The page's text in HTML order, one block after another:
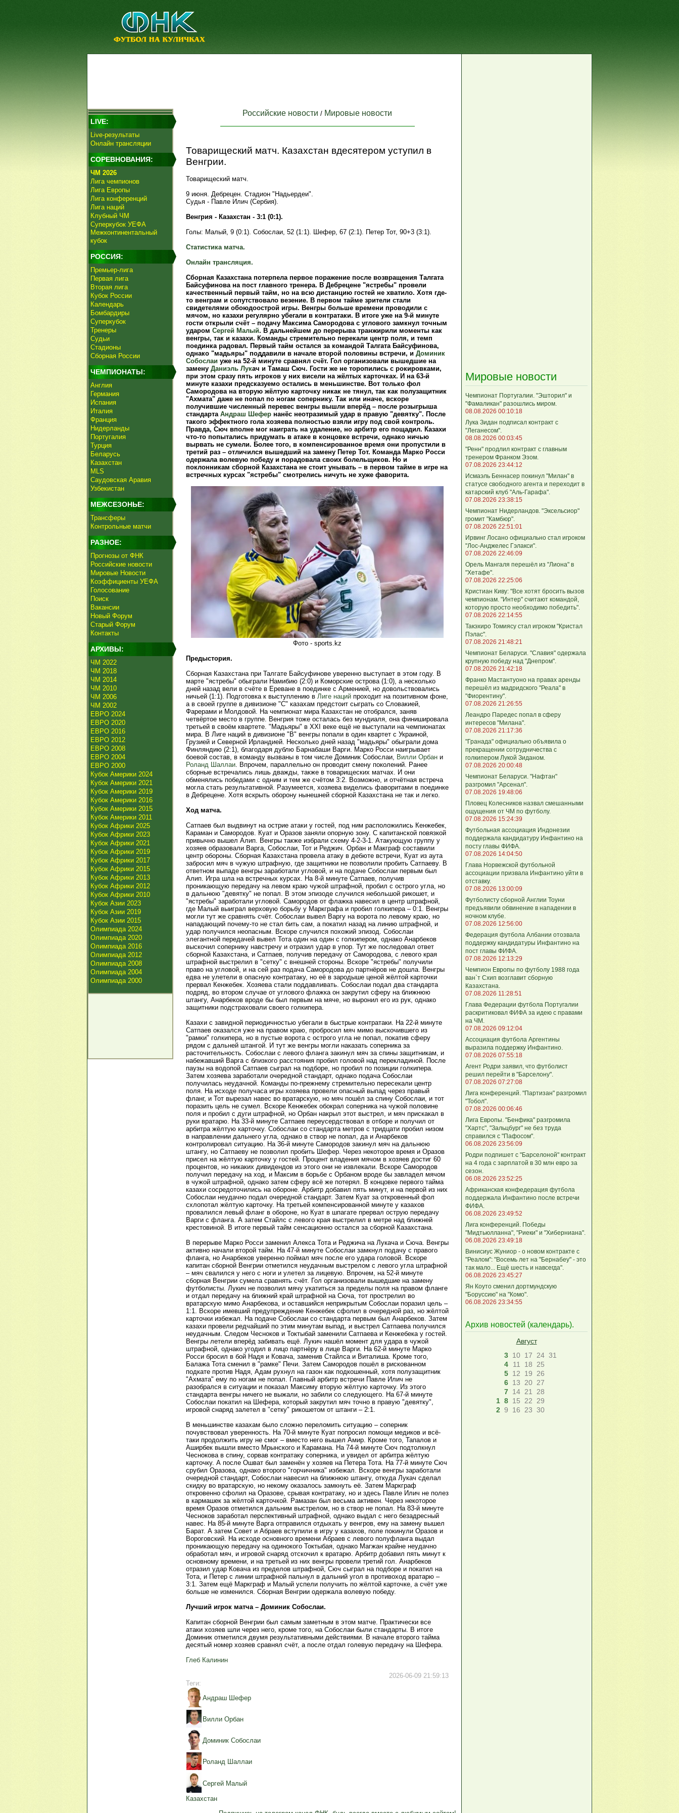
LIVE:
Live-результаты
Онлайн трансляции
СОРЕВНОВАНИЯ:
ЧМ 2026
Лига чемпионов
Лига Европы
Лига конференций
Лига наций
Клубный ЧМ
Суперкубок УЕФА
Межконтинентальный
кубок
РОССИЯ:
Премьер-лига
Первая лига
Вторая лига
Кубок России
Календарь
Бомбардиры
Суперкубок
Тренеры
Судьи
Стадионы
Сборная России
ЧЕМПИОНАТЫ:
Англия
Германия
Испания
Италия
Франция
Нидерланды
Португалия
Турция
Беларусь
Казахстан
MLS
Саудовская Аравия
Узбекистан
МЕЖСЕЗОНЬЕ:
Трансферы
Контрольные матчи
РАЗНОЕ:
Прогнозы от ФНК
Российские новости
Мировые Новости
Коэффициенты УЕФА
Голосование
Поиск
Вакансии
Новый Форум
Старый Форум
Контакты
АРХИВЫ:
ЧМ 2022
ЧМ 2018
ЧМ 2014
ЧМ 2010
ЧМ 2006
ЧМ 2002
ЕВРО 2024
ЕВРО 2020
ЕВРО 2016
ЕВРО 2012
ЕВРО 2008
ЕВРО 2004
ЕВРО 2000
Кубок Америки 2024
Кубок Америки 2021
Кубок Америки 2019
Кубок Америки 2016
Кубок Америки 2015
Кубок Америки 2011
Кубок Африки 2025
Кубок Африки 2023
Кубок Африки 2021
Кубок Африки 2019
Кубок Африки 2017
Кубок Африки 2015
Кубок Африки 2013
Кубок Африки 2012
Кубок Африки 2010
Кубок Азии 2023
Кубок Азии 2019
Кубок Азии 2015
Олимпиада 2024
Олимпиада 2020
Олимпиада 2016
Олимпиада 2012
Олимпиада 2008
Олимпиада 2004
Олимпиада 2000
Российские новости / Мировые новости
Товарищеский матч. Казахстан вдесятером уступил в
Венгрии.
Товарищеский матч.
9 июня. Дебрецен. Стадион "Надьердеи".
Судья - Павле Илич (Сербия).
Венгрия - Казахстан - 3:1 (0:1).
Голы: Малый, 9 (0:1). Собослаи, 52 (1:1). Шефер, 67 (2:1). Петер Тот, 90+3 (3:1).
Статистика матча.
Онлайн трансляция.
Сборная Казахстана потерпела первое поражение после возвращения Талгата
Байсуфинова на пост главного тренера. В Дебрецене "ястребы" провели
качественный первый тайм, но на всю дистанцию гостей не хватило. Хотя где-
то венграм и сопутствовало везение. В первом тайме зрители стали
свидетелями обоюдоострой игры. Венгры больше времени проводили с
мячом, но казахи регулярно убегали в контратаки. В итоге уже на 9-й минуте
гости открыли счёт – подачу Максима Самородова с углового замкнул точным
ударом Сергей Малый. В дальнейшем до перерыва транжирили моменты как
венгры, так и казахи. Команды стремительно перекали центр поля, и темп
поединка радовал. Первый тайм остался за командой Талгата Байсуфинова,
однако "мадьяры" поддавили в начале второй половины встречи, и Доминик
Собослаи уже на 52-й минуте сравнял счёт. Гол организовали вышедшие на
замену Даниэль Лукач и Тамаш Сюч. Гости же не торопились с рокировками,
при этом сразу пять игроков у них висели на жёлтых карточках. И на 63-й
минуте казахи предсказуемо остались в меньшинстве. Вот только фол
Самородова на вторую жёлтую карточку никак не тянул, так как полузащитник
"Ахмата" даже не попал по ногам сопернику. Так или иначе, вскоре
получившие численный перевес венгры вышли вперёд – после розыгрыша
стандарта Андраш Шефер нанёс неотразимый удар в правую "девятку". После
такого эффектного гола хозяева полностью взяли игру под свой контроль.
Правда, Сюч вполне мог наиграть на удаление, но арбитр его пощадил. Казахи
что-то попытались придумать в атаке в концовке встречи, однако ничью
вырвать не сумели. Более того, в компенсированное время они пропустили в
третий раз – отличился вышедший на замену Петер Тот. Команда Марко Росси
одержала волевую победу и порадовала своих болельщиков. Но и
поклонникам сборной Казахстана не стоит унывать – в первом тайме в игре на
встречных курсах "ястребы" смотрелись ничуть не хуже фаворита.
Фото - sports.kz
Предыстория.
Сборная Казахстана при Талгате Байсуфинове уверенно выступает в этом году. В
марте "ястребы" обыграли Намибию (2:0) и Коморские острова (1:0), а несколько
дней назад вели в счёте в Ереване в поединке с Арменией, но довольствовались
ничьей (1:1). Подготовка к выступлению в Лиге наций проходит на позитивном фоне,
а в своей группе в дивизионе "С" казахам предстоит сыграть со Словакией,
Фарерами и Молдовой. На чемпионат мира Казахстан не отобрался, заняв
четвёртое место в группе. Венгрия тоже осталась без мундиаля, она финишировала
третьей в своём квартете. "Мадьяры" в ХХI веке ещё не выступали на чемпионатах
мира. В Лиге наций в дивизионе "В" венгры попали в один квартет с Украиной,
Грузией и Северной Ирландией. Несколько дней назад "мадьяры" обыграли дома
Финляндию (2:1), благодаря дублю Барнабаши Варги. Марко Росси наигрывает
боевой состав, в команду вызваны в том числе Доминик Собослаи, Вилли Орбан и
Роланд Шаллаи. Впрочем, параллельно он проводит смену поколений. Ранее
сборные встречались лишь дважды, также в товарищеских матчах. И они
обменялись победами с одним и тем же счётом 3:2. Возможно, и отчётная встреча
могла стать результативной. Разумеется, хозяева виделись фаворитами в поединке
в Дебрецене. Хотя вскрыть оборону нынешней сборной Казахстана не так и легко.
Ход матча.
Сатпаев был выдвинут на острие атаки у гостей, под ним расположились Кенжебек,
Караман и Самородов. Куат и Оразов заняли опорную зону. С капитанской повязкой
привычно вышел Алип. Венгры также избрали схему 4-2-3-1. Атакующую группу у
хозяев образовали Варга, Собослаи, Тот и Реджич. Орбан и Макграф составили
центр обороны. Сборная Казахстана провела атаку в дебюте встречи, Куат из аута
забросил мяч в чужую штрафную, где защитники не позволили пробить Сатпаеву. В
ответном выпаде венгры заработали угловой, и на подаче Собослаи первым был
Алип. Игра шла на встречных курсах. На 8-й минуте Сатпаев, получив
проникающую передачу на левом краю чужой штрафной, пробил с острого угла, но
в дальнюю "девятку" не попал. В этом эпизоде случился небольшой рикошет, и
"ястребы" заработали угловой. Самородов от флажка навесил в центр штрафной,
где Малый выиграл верховую борьбу у Маркграфа и пробил голкипера – 0:1. Венгры
могли тут же сравнять счёт. Собослаи вывел Варгу на ворота по левому краю, но
нападающий почему-то не стал бить сам, а покатил назад на линию штрафной, и
удар получился неопасным. Вскоре случился похожий эпизод. Собослаи
элегантной передачей вывел Тота один на один с голкипером, однако Анарбеков
выскочил сопернику навстречу и отразил удар в упор. Тут же последовал ответ
сборной Казахстана, и Сатпаев, получив передачу от Самородова, с левого края
штрафной выстрелил в "сетку" с внешней стороны. Вскоре "ястребы" получили
право на угловой, и на сей раз подача Самородова до партнёров не дошла. Венгры
едва не улетели в опасную контратаку, но её в зародыше ценой жёлтой карточки
прервал Кенжебек. Хозяева стали поддавливать. Собослаи подал два стандарта
подряд, во втором случае от углового флажка он закрутил сферу на ближнюю
штангу, Анарбеков вроде бы был первым на мяче, но выронил его из рук, однако
защитники подстраховали своего голкипера.
Казахи с завидной периодичностью убегали в быстрые контратаки. На 22-й минуте
Сатпаев оказался уже на правом краю, пробросил мяч мимо выскочившего из
"рамки" голкипера, но в пустые ворота с острого угла не попал, покатив сферу
рядом с дальней штангой. И тут же венгры могли наказать соперника за
расточительность. Собослаи с левого фланга закинул мяч за спины защитникам, и
набежавший Варга с близкого расстояния пробил головой над перекладиной. После
паузы на водопой Сатпаев сыграл на подборе, но пробил по позиции голкипера.
Затем хозяева заработали очередной стандарт, однако подача Собослаи
получилась неудачной. Команды по-прежнему стремительно пересекали центр
поля. На исходе получаса игры хозяева провели опасный выпад через правый
фланг, и Тот вырезал навес во вратарскую, но мяч пошёл за спину Собослаи, и тот
поразить цель не сумел. Вскоре Кенжебек обокрал соперника на чужой половине
поля и пробил с дуги штрафной, но Орбан накрыл этот выстрел, и мяч прискакал в
руки вратарю. На 33-й минуте Сатпаев переусердствовал в отборе и получил от
арбитра жёлтую карточку. Собослаи со стандарта метров с тридцати пробил низом
в направлении дальнего угла, однако в створ не попал, да и Анарбеков
контролировал ситуацию. На 36-й минуте Самородов закинул мяч на дальнюю
штангу, но Сатпаеву не позволил пробить Шефер. Через некоторое время и Оразов
присел на жёлтую карточку у гостей. Процент владения мячом в хозяев достиг 60
процентов, но никаких дивидендов из этого они не извлекали. Вскоре Самородов
получил передачу на ход, и Максим в борьбе с Орбаном вроде бы завладел мячом
в чужой штрафной, однако затем сферу всё же потерял. В концовке первого тайма
казахи сосредоточились на обороне. Арбитр добавил пять минут, и на первой из них
Собослаи неудачно подал очередной стандарт. Затем Куат за откровенный фол
схлопотал жёлтую карточку. На третьей компенсированной минуте у казахов
провалился левый фланг в обороне, но Куат в шпагате прервал острую передачу
Варги с фланга. А затем Стайлс с левого края выстрелил в метре над ближней
крестовиной. В итоге первый тайм сенсационно остался за сборной Казахстана.
В перерыве Марко Росси заменил Алекса Тота и Реджича на Лукача и Сюча. Венгры
активно начали второй тайм. На 47-й минуте Собослаи замкнул подачу с правого
фланга, но Анарбеков уверенно поймал мяч после его удара головой. Вскоре
капитан сборной Венгрии отметился неудачным выстрелом с левого угла штрафной
– мяч свалился у него с ноги и улетел за лицевую. Впрочем, на 52-й минуте
сборная Венгрии сумела сравнять счёт. Гол организовали вышедшие на замену
футболисты. Лукич не позволил мячу укатиться за пределы поля на правом фланге
и отдал передачу на ближний край штрафной на Сюча, тот прострелил во
вратарскую мимо Анарбекова, и оставшийся неприкрытым Собослаи поразил цель –
1:1. Вскоре имевший предупреждение Кенжебек сфолил в очередной раз, но жёлтой
карточки избежал. На подаче Собослаи со стандарта первым был Анарбеков. Затем
казахи провели редчайший по этим минутам выпад, и выстрел Сатпаева получился
неудачным. Следом Чесноков и Токтыбай заменили Сатпаева и Кенжебека у гостей.
Венгры летели вперёд забивать ещё. Лукич нашёл момент для удара в чужой
штрафной, однако угодил в лицо партнёру в лице Варги. На 62-й минуте Марко
Росси бросил в бой Надя и Ковача, заменив Стайлса и Виталиша. Кроме того,
Балажа Тота сменил в "рамке" Печи. Затем Самородов пошёл в рискованном
подкате против Надя, Адам рухнул на газон как подкошенный, хотя полузащитник
"Ахмата" ему по ногам не попал. Главный арбитр встречи Павле Илич не
разобрался в ситуации и показал Максиму вторую жёлтую карточку. Из этого
стандарта венгры ничего не выжали, но забили со следующего. На 67-й минуте
Собослаи покатил на Шефера, который закрутил мяч точно в правую "девятку",
игровой снаряд залетел в "сетку" рикошетом от штанги – 2:1.
В меньшинстве казахам было сложно переломить ситуацию – соперник
почувствовал уверенность. На 70-й минуте Куат попросил помощи медиков и всё-
таки продолжить игру не смог – вместо него вышел Амир. Кроме того, Тапалов и
Аширбек вышли вместо Мрынского и Карамана. На 74-й минуте Сюч подтолкнул
Чеснокова в спину, сорвав контратаку соперника, и увидел от арбитра жёлтую
карточку. А после Ошват был заменён у хозяев на Петера Тота. На 77-й минуте Сюч
срубил Оразова, однако второго "горчичника" избежал. Вскоре венгры заработали
очередной стандарт, Собослаи навесил на ближнюю штангу, откуда Лукач сделал
скидку во вратарскую, но некому оказалось замкнуть её. Затем Маркграф
откровенно сфолил на Оразове, срывая контратаку, но и здесь Павле Илич не полез
в кармашек за жёлтой карточкой. Рамазан был весьма активен. Через некоторое
время Оразов отметился дальним выстрелом, но в створ не попал. На 83-й минуте
Чесноков заработал перспективный штрафной, однако выдал с него безадресный
навес. На 85-й минуте Варга отправился отдыхать у венгров, ему на замену вышел
Барат. А затем Совет и Абраев вступили в игру у казахов, поле покинули Оразов и
Вороговский. На исходе основного времени Абраев с левого полуфланга выдал
проникающую передачу на одинокого Токтыбая, однако Магжан крайне неудачно
обработал мяч, и игровой снаряд отскочил к вратарю. Арбитр добавил пять минут к
основному времени, и на третьей из них венгры провели третий гол. Анарбеков
отразил удар Ковача из пределов штрафной, Сюч сыграл на подборе и покатил на
Тота, и Петер с линии штрафной пальнул в дальний угол в противоход вратарю –
3:1. Затем ещё Маркграф и Малый успели получить по жёлтой карточке, а счёт уже
больше не изменился. Сборная Венгрии одержала волевую победу.
Лучший игрок матча – Доминик Собослаи.
Капитан сборной Венгрии был самым заметным в этом матче. Практически все
атаки хозяев шли через него, кроме того, на Собослаи были стандарты. В итоге
Доминик отметился двумя результативными действиями. В начале второго тайма
десятый номер хозяев сравнял счёт, а после отдал голевую передачу на Шефера.
Глеб Калинин
2026-06-09 21:59:13
Теги:
Андраш Шефер
Вилли Орбан
Доминик Собослаи
Роланд Шаллаи
Сергей Малый
Казахстан
Мировые новости
Чемпионат Португалии. "Эшторил" и
"Фамаликан" разошлись миром.
08.08.2026 00:10:18
Лука Зидан подписал контракт с
"Леганесом".
08.08.2026 00:03:45
"Ренн" продлил контракт с главным
тренером Франком Эзом.
07.08.2026 23:44:12
Исмаэль Беннасер покинул "Милан" в
статусе свободного агента и переходит в
катарский клуб "Аль-Гарафа".
07.08.2026 23:38:15
Чемпионат Нидерландов. "Эксельсиор"
громит "Камбюр".
07.08.2026 22:51:01
Ирвинг Лосано официально стал игроком
"Лос-Анджелес Гэлакси".
07.08.2026 22:46:09
Орель Мангаля перешёл из "Лиона" в
"Хетафе".
07.08.2026 22:25:06
Кристиан Киву: "Все хотят бросить вызов
чемпионам. "Интер" считают командой,
которую просто необходимо победить".
07.08.2026 22:14:55
Такэхиро Томиясу стал игроком "Кристал
Пэлас".
07.08.2026 21:48:21
Чемпионат Беларуси. "Славия" одержала
крупную победу над "Днепром".
07.08.2026 21:42:18
Франко Мастантуоно на правах аренды
перешёл из мадридского "Реала" в
"Фиорентину".
07.08.2026 21:26:55
Леандро Паредес попал в сферу
интересов "Милана".
07.08.2026 21:17:36
"Гранада" официально объявила о
прекращении сотрудничества с
голкипером Лукой Зиданом.
07.08.2026 20:00:48
Чемпионат Беларуси. "Нафтан"
разгромил "Арсенал".
07.08.2026 19:48:06
Пловец Колесников назвал смешанными
ощущения от ЧМ по футболу.
07.08.2026 15:24:39
Футбольная ассоциация Индонезии
поддержала кандидатуру Инфантино на
посту главы ФИФА.
07.08.2026 14:04:50
Глава Норвежской футбольной
ассоциации призвала Инфантино уйти в
отставку.
07.08.2026 13:00:09
Футболисту сборной Англии Тоуни
предъявили обвинение в нападении в
ночном клубе.
07.08.2026 12:56:00
Федерация футбола Албании отозвала
поддержку кандидатуры Инфантино на
пост главы ФИФА.
07.08.2026 12:13:29
Чемпион Европы по футболу 1988 года
ван`т Схип возглавит сборную
Казахстана.
07.08.2026 11:28:51
Глава Федерации футбола Португалии
раскритиковал ФИФА за идею с правами
на ЧМ.
07.08.2026 09:12:04
Ассоциация футбола Аргентины
выразила поддержку Инфантино.
07.08.2026 07:55:18
Агент Родри заявил, что футболист
решил перейти в "Барселону".
07.08.2026 07:27:08
Лига кoнференций. "Партизан" разгромил
"Тобол".
07.08.2026 00:06:46
Лига Европы. "Бенфика" разгромила
"Хартс", "Зальцбург" не без труда
справился с "Пафосом".
06.08.2026 23:56:09
Родри подпишет с "Барселоной" контракт
на 4 года с зарплатой в 30 млн евро за
сезон.
06.08.2026 23:52:25
Африканская конфедерация футбола
поддержала Инфантино после встречи
ФИФА.
06.08.2026 23:49:52
Лига кoнференций. Победы
"Мидтьюлланна", "Риеки" и "Хиберниана".
06.08.2026 23:49:18
Винисиус Жуниор - о новом контракте с
"Реалом": "Восемь лет на "Бернабеу" - это
так мало... Ещё шесть и навсегда".
06.08.2026 23:45:27
Ян Коуто сменил дортмундскую
"Боруссию" на "Комо".
06.08.2026 23:34:55
Архив новостей (календарь).
Август
3 10 17 24 31
4
11 18
25
5 12 19
26
6 13 20 27
7 14 21
28
1 8 15 22
29
2 9 16 23 30